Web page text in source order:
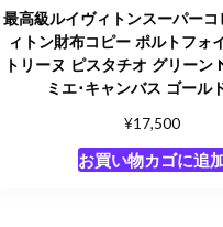
最高級ルイヴィトンスーパー
ィトン財布コピー ポルトフォ
トリーヌ ピスタチオ グリー
ミエ･キャンバス ゴール
¥17,500
お買い物カゴに追